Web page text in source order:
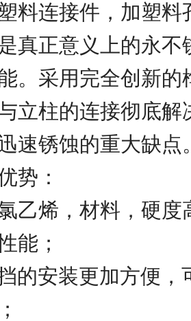
料连接件，加塑
真正意义上的永
。采用完全创新
立柱的连接彻底
速锈蚀的重大缺点
：
烯，材料，硬度
能；
安装更加方便，